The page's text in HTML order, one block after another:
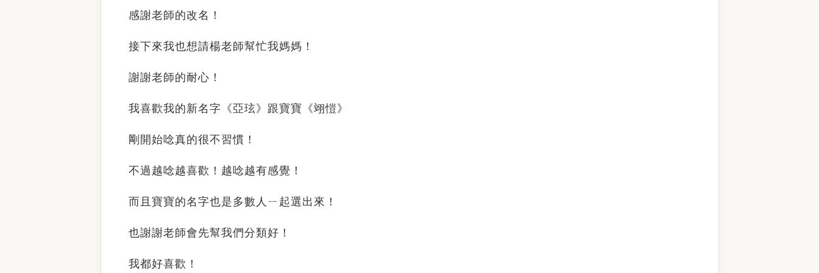
感謝老師的改名！
接下來我也想請楊老師幫忙我媽媽！
謝謝老師的耐心！
我喜歡我的新名字《亞玹》跟寶寶《翊愷》
剛開始唸真的很不習慣！
不過越唸越喜歡！越唸越有感覺！
而且寶寶的名字也是多數人ㄧ起選出來！
也謝謝老師會先幫我們分類好！
我都好喜歡！